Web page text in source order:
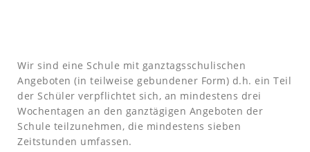
Wir sind eine Schule mit ganztagsschulischen
Angeboten (in teilweise gebundener Form) d.h. ein Teil
der Schüler verpflichtet sich, an mindestens drei
Wochentagen an den ganztägigen Angeboten der
Schule teilzunehmen, die mindestens sieben
Zeitstunden umfassen.